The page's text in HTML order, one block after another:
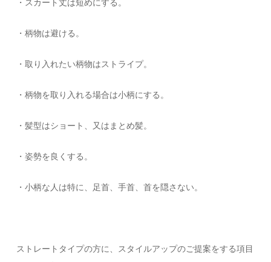
・スカート丈は短めにする。
・柄物は避ける。
・取り入れたい柄物はストライプ。
・柄物を取り入れる場合は小柄にする。
・髪型はショート、又はまとめ髪。
・姿勢を良くする。
・小柄な人は特に、足首、手首、首を隠さない。
ストレートタイプの方に、スタイルアップのご提案をする項目